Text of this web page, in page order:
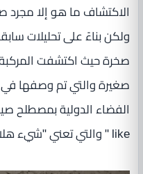
الاكتشاف ما هو إلا
ولكن بناءً على تحليلات
صخرة حيث اكتشفت
صغيرة والتي تم وصفها في
like " والتي تعني "شيء هلامي" أو "شيء مثل الهلام".